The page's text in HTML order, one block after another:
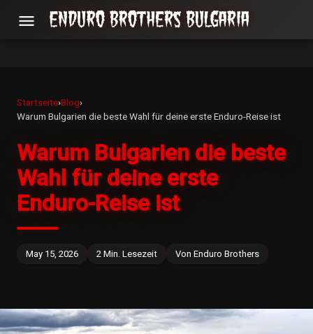
menu
Startseite›Blog›
Warum Bulgarien die beste Wahl für deine erste Enduro-Reise ist
Warum Bulgarien die beste
Wahl für deine erste
Enduro-Reise ist
May 15, 2026 2 Min. Lesezeit Von Enduro Brothers